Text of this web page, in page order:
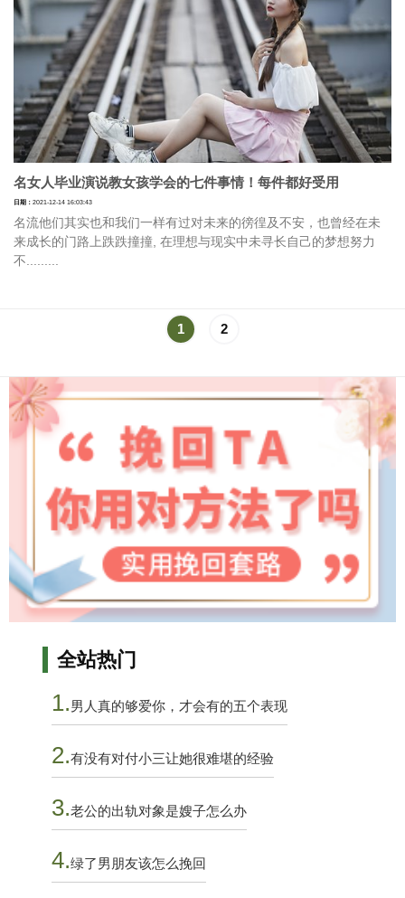
名女人毕业演说教女孩学会的七件事情！每件都好受用
日期： 2021-12-14 16:03:43
名流他们其实也和我们一样有过对未来的徬徨及不安，也曾经在未
来成长的门路上跌跌撞撞, 在理想与现实中未寻长自己的梦想努力
不.........
1 2
全站热门
1.男人真的够爱你，才会有的五个表现
2.有没有对付小三让她很难堪的经验
3.老公的出轨对象是嫂子怎么办
4.绿了男朋友该怎么挽回